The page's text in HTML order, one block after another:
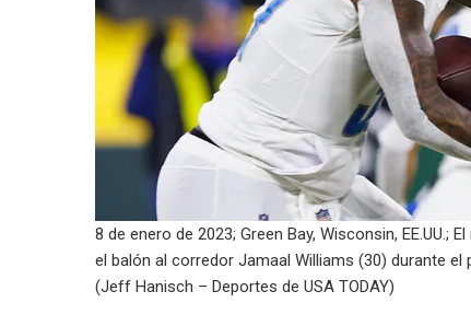
8 de enero de 2023; Green Bay, Wisconsin,
el balón al corredor Jamaal Williams (30) durante
(Jeff Hanisch – Deportes de USA TODAY)